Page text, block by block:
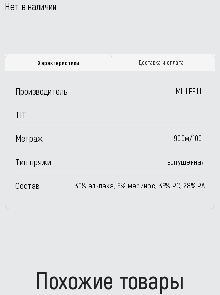
Нет в наличии
Характеристики Доставка и оплата
Производитель MILLEFILLI
TIT
Метраж 900м/100г
Тип пряжи вспушенная
Состав 30% альпака, 6% меринос, 36% РС, 28% РА
Похожие товары